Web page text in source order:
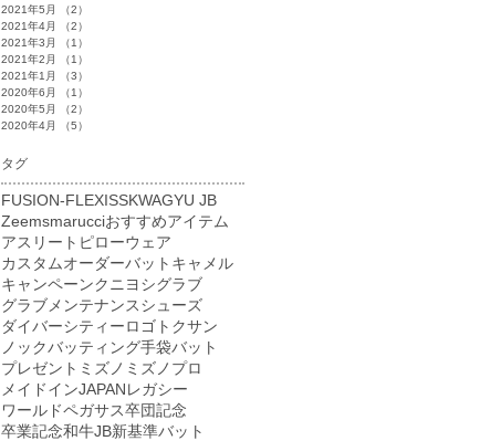
2021年5月
（2）
2021年4月
（2）
2021年3月
（1）
2021年2月
（1）
2021年1月
（3）
2020年6月
（1）
2020年5月
（2）
2020年4月
（5）
タグ
FUSION-FLEXISSKWAGYU JB
Zeemsmarucciおすすめアイテム
アスリートピローウェア
カスタムオーダーバット キャメル
キャンペーンクニヨシグラブ
グラブメンテナンスシューズ
ダイバーシティーロゴ トクサン
ノックバッティング手袋バット
プレゼント ミズノ ミズノプロ
メイドインJAPANレガシー
ワールドペガサス卒団記念
卒業記念和牛JB新基準バット